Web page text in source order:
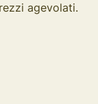
agevolati.